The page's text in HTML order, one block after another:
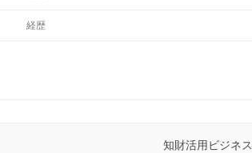
経歴
知財活用ビジネス